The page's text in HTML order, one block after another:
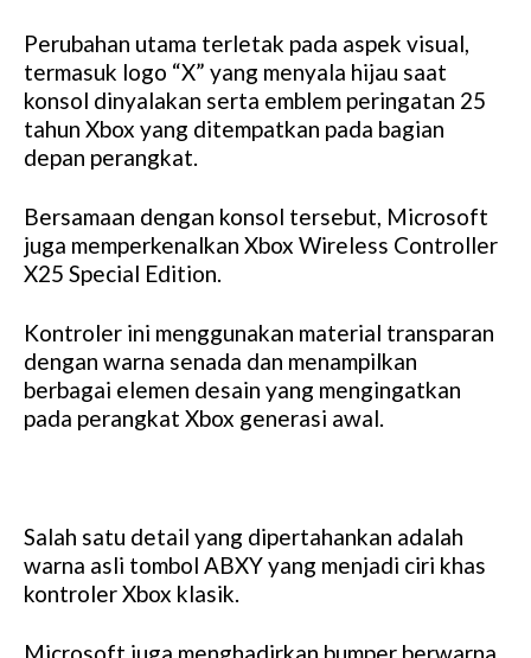
Perubahan utama terletak pada aspek visual,
termasuk logo “X” yang menyala hijau saat
konsol dinyalakan serta emblem peringatan 25
tahun Xbox yang ditempatkan pada bagian
depan perangkat.
Bersamaan dengan konsol tersebut, Microsoft
juga memperkenalkan Xbox Wireless Controller
X25 Special Edition.
Kontroler ini menggunakan material transparan
dengan warna senada dan menampilkan
berbagai elemen desain yang mengingatkan
pada perangkat Xbox generasi awal.
Salah satu detail yang dipertahankan adalah
warna asli tombol ABXY yang menjadi ciri khas
kontroler Xbox klasik.